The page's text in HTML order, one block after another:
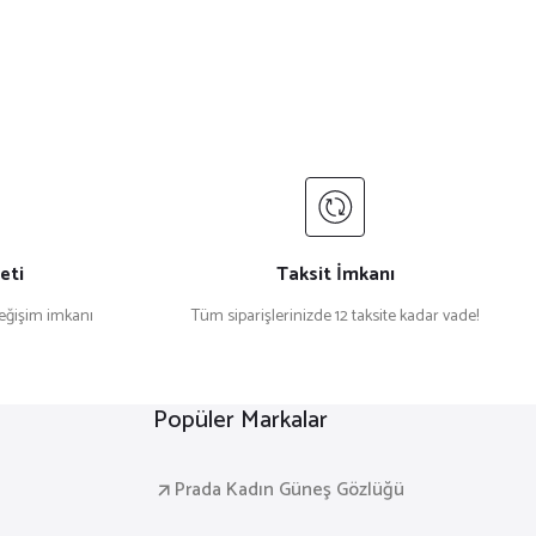
imkanı
Taksit İmkanı
Tüm siparişlerinizde 12 taksite kadar vade!
Popüler Markalar
Prada Kadın Güneş Gözlüğü